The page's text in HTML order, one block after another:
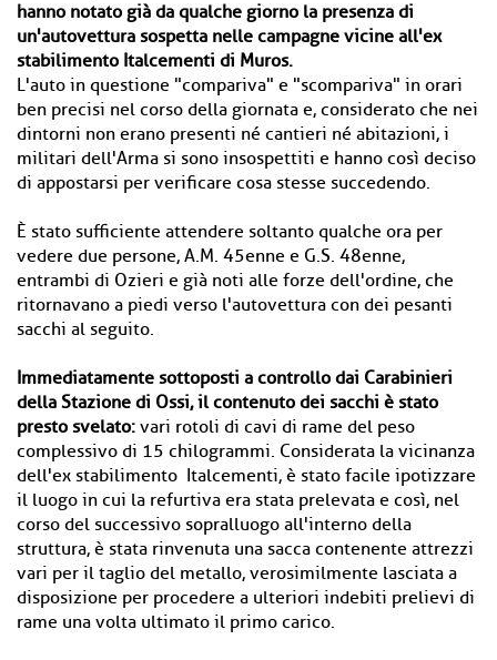
hanno notato già da qualche giorno la presenza di
un'autovettura sospetta nelle campagne vicine all'ex
stabilimento Italcementi di Muros.
L'auto in questione "compariva" e "scompariva" in orari
ben precisi nel corso della giornata e, considerato che nei
dintorni non erano presenti né cantieri né abitazioni, i
militari dell'Arma si sono insospettiti e hanno così deciso
di appostarsi per verificare cosa stesse succedendo.
È stato sufficiente attendere soltanto qualche ora per
vedere due persone, A.M. 45enne e G.S. 48enne,
entrambi di Ozieri e già noti alle forze dell'ordine, che
ritornavano a piedi verso l'autovettura con dei pesanti
sacchi al seguito.
Immediatamente sottoposti a controllo dai Carabinieri
della Stazione di Ossi, il contenuto dei sacchi è stato
presto svelato: vari rotoli di cavi di rame del peso
complessivo di 15 chilogrammi. Considerata la vicinanza
dell'ex stabilimento Italcementi, è stato facile ipotizzare
il luogo in cui la refurtiva era stata prelevata e così, nel
corso del successivo sopralluogo all'interno della
struttura, è stata rinvenuta una sacca contenente attrezzi
vari per il taglio del metallo, verosimilmente lasciata a
disposizione per procedere a ulteriori indebiti prelievi di
rame una volta ultimato il primo carico.